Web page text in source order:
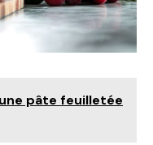
pâte feuilletée